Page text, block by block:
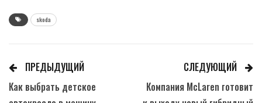
skoda
ПРЕДЫДУЩИЙ
Как выбрать детское
СЛЕДУЮЩИЙ
Компания McLaren готовит